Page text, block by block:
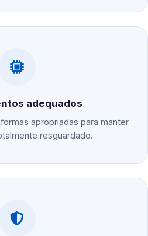
adequados
apropriadas para manter
resguardado.